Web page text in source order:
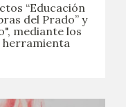
“Educación
del Prado” y
mediante los
herramienta